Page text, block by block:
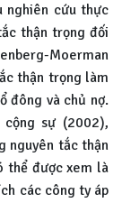
nghiên cứu thực
thận trọng đối
Moerman
thận trọng làm
đông và chủ nợ.
sự (2002),
nguyên tắc thận
thể được xem là
các công ty áp